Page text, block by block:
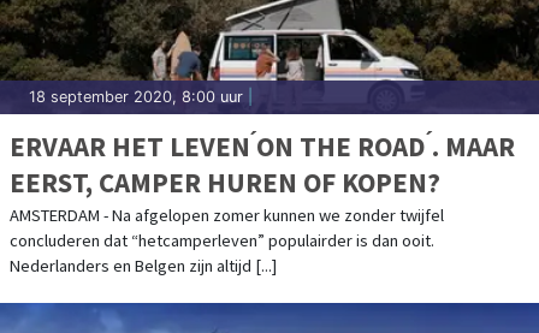
18 september 2020, 8:00 uur
ERVAAR HET LEVEN ́ON THE ROAD ́. MAAR
EERST, CAMPER HUREN OF KOPEN?
AMSTERDAM - Na afgelopen zomer kunnen we zonder twijfel
concluderen dat “hetcamperleven” populairder is dan ooit.
Nederlanders en Belgen zijn altijd [...]